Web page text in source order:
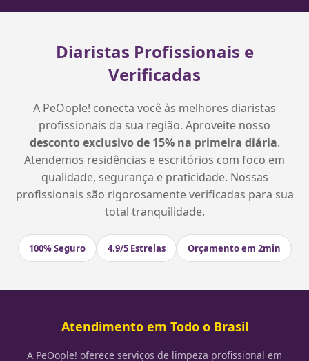
Diaristas Profissionais e
Verificadas
A PeOople! conecta você às melhores diaristas
profissionais da sua região. Aproveite nosso
desconto exclusivo de 15% na primeira diária.
Atendemos residências e escritórios com foco em
qualidade, segurança e praticidade. Nossas
profissionais são rigorosamente verificadas para sua
total tranquilidade.
100% Seguro 4.9/5 Estrelas Orçamento em 2min
Atendimento em Todo o Brasil
A PeOople! oferece serviços de limpeza profissional em